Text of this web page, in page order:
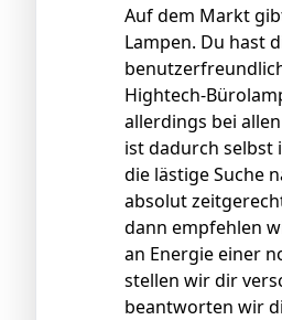
Auf dem Markt
Lampen. Du hast
Hightech-
allerdings bei
ist dadurch selbst
die lästige Suche
absolut
dann empfehlen
an Energie einer
stellen wir dir
beantworten wir